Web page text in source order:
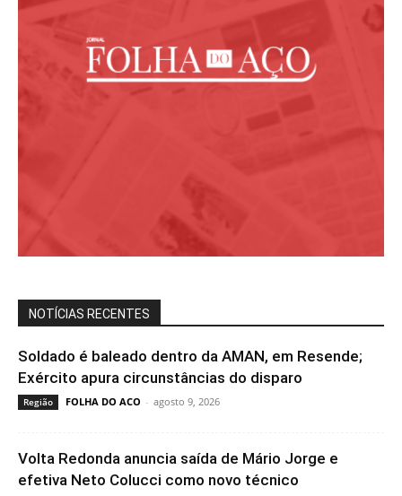
NOTÍCIAS RECENTES
Soldado é baleado dentro da AMAN, em Resende;
Exército apura circunstâncias do disparo
Região FOLHA DO ACO - agosto 9, 2026
Volta Redonda anuncia saída de Mário Jorge e
efetiva Neto Colucci como novo técnico